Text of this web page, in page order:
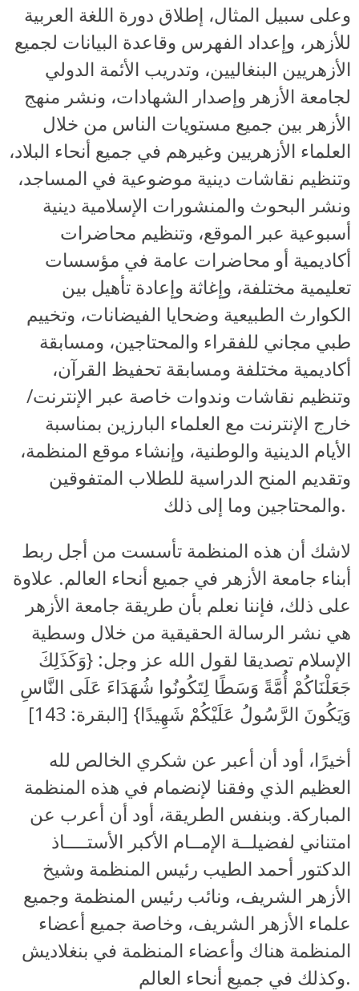
وعلى سبيل المثال، إطلاق دورة اللغة العربية
للأزهر، وإعداد الفهرس وقاعدة البيانات لجميع
الأزهريين البنغاليين، وتدريب الأئمة الدولي
لجامعة الأزهر وإصدار الشهادات، ونشر منهج
الأزهر بين جميع مستويات الناس من خلال
العلماء الأزهريين وغيرهم في جميع أنحاء البلاد،
وتنظيم نقاشات دينية موضوعية في المساجد،
ونشر البحوث والمنشورات الإسلامية دينية
أسبوعية عبر الموقع، وتنظيم محاضرات
أكاديمية أو محاضرات عامة في مؤسسات
تعليمية مختلفة، وإغاثة وإعادة تأهيل بين
الكوارث الطبيعية وضحايا الفيضانات، وتخييم
طبي مجاني للفقراء والمحتاجين، ومسابقة
أكاديمية مختلفة ومسابقة تحفيظ القرآن،
وتنظيم نقاشات وندوات خاصة عبر الإنترنت/
خارج الإنترنت مع العلماء البارزين بمناسبة
الأيام الدينية والوطنية، وإنشاء موقع المنظمة،
وتقديم المنح الدراسية للطلاب المتفوقين
والمحتاجين وما إلى ذلك.
أبناء جامعة الأزهر في جميع أنحاء العالم. علاوة
على ذلك، فإننا نعلم بأن طريقة جامعة الأزهر
هي نشر الرسالة الحقيقية من خلال وسطية
الإسلام تصديقا لقول الله عز وجل: {وَكَذَلِكَ
جَعَلْنَاكُمْ أُمَّةً وَسَطًا لِتَكُونُوا شُهَدَاءَ عَلَى النَّاسِ
وَيَكُونَ الرَّسُولُ عَلَيْكُمْ شَهِيدًا} [البقرة: 143]
أخيرًا، أود أن أعبر عن شكري الخالص لله
العظيم الذي وفقنا لإنضمام في هذه المنظمة
المباركة. وبنفس الطريقة، أود أن أعرب عن
امتناني لفضيلــة الإمــام الأكبر الأستــــاذ
الدكتور أحمد الطيب رئيس المنظمة وشيخ
الأزهر الشريف، ونائب رئيس المنظمة وجميع
علماء الأزهر الشريف، وخاصة جميع أعضاء
المنظمة هناك وأعضاء المنظمة في بنغلاديش
وكذلك في جميع أنحاء العالم.